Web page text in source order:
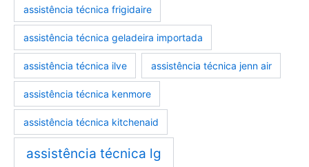
assistência técnica frigidaire
assistência técnica geladeira importada
assistência técnica ilve assistência técnica jenn air
assistência técnica kenmore
assistência técnica kitchenaid
assistência técnica lg